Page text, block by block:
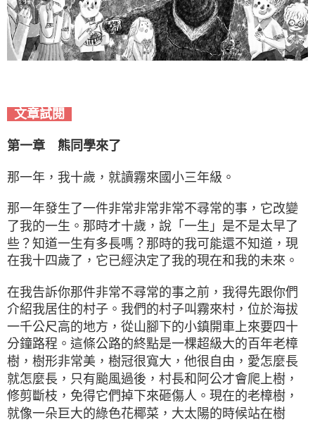
文章試閱
第一章 熊同學來了
那一年，我十歲，就讀霧來國小三年級。
那一年發生了一件非常非常非常不尋常的事，它改變
了我的一生。那時才十歲，說「一生」是不是太早了
些？知道一生有多長嗎？那時的我可能還不知道，現
在我十四歲了，它已經決定了我的現在和我的未來。
在我告訴你那件非常不尋常的事之前，我得先跟你們
介紹我居住的村子。我們的村子叫霧來村，位於海拔
一千公尺高的地方，從山腳下的小鎮開車上來要四十
分鐘路程。這條公路的終點是一棵超級大的百年老樟
樹，樹形非常美，樹冠很寬大，他很自由，愛怎麼長
就怎麼長，只有颱風過後，村長和阿公才會爬上樹，
修剪斷枝，免得它們掉下來砸傷人。現在的老樟樹，
就像一朵巨大的綠色花椰菜，大太陽的時候站在樹